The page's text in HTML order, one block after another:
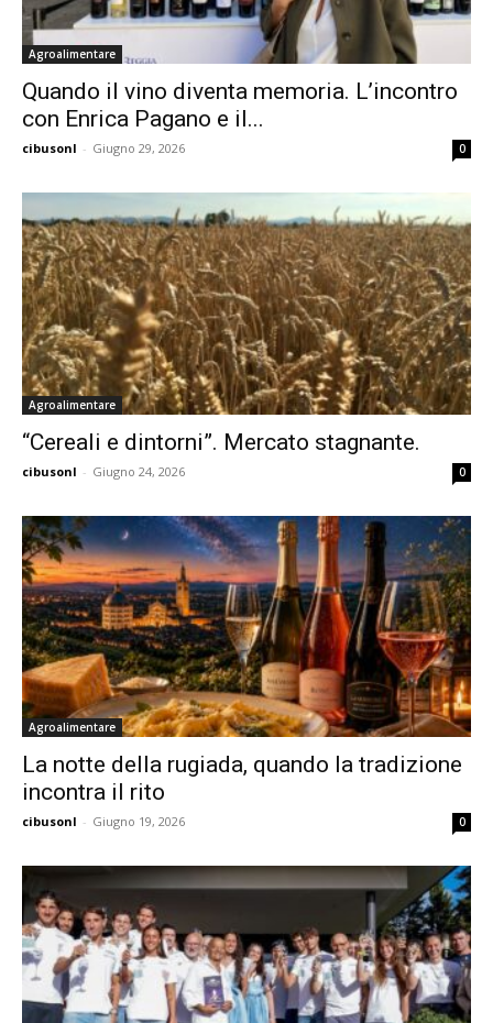
Agroalimentare
Quando il vino diventa memoria. L’incontro
con Enrica Pagano e il...
cibusonl - Giugno 29, 2026 0
Agroalimentare
“Cereali e dintorni”. Mercato stagnante.
cibusonl - Giugno 24, 2026 0
Agroalimentare
La notte della rugiada, quando la tradizione
incontra il rito
cibusonl - Giugno 19, 2026 0